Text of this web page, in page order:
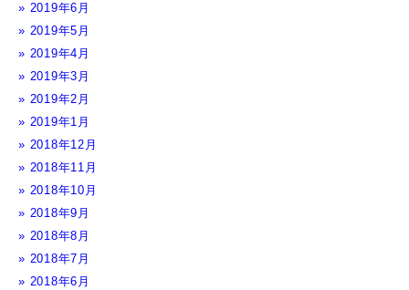
2019年6月
2019年5月
2019年4月
2019年3月
2019年2月
2019年1月
2018年12月
2018年11月
2018年10月
2018年9月
2018年8月
2018年7月
2018年6月